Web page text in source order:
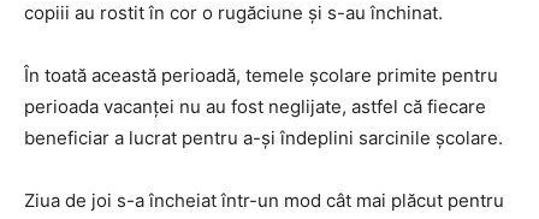
copiii au rostit în cor o rugăciune și s-au închinat.
În toată această perioadă, temele școlare primite pentru
perioada vacanței nu au fost neglijate, astfel că fiecare
beneficiar a lucrat pentru a-și îndeplini sarcinile școlare.
Ziua de joi s-a încheiat într-un mod cât mai plăcut pentru